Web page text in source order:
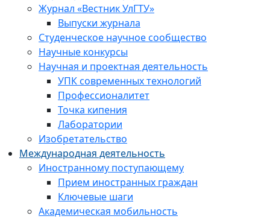
Журнал «Вестник УлГТУ»
Выпуски журнала
Студенческое научное сообщество
Научные конкурсы
Научная и проектная деятельность
УПК современных технологий
Профессионалитет
Точка кипения
Лаборатории
Изобретательство
Международная деятельность
Иностранному поступающему
Прием иностранных граждан
Ключевые шаги
Академическая мобильность